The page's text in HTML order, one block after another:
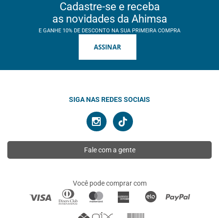
Cadastre-se e receba
as novidades da Ahimsa
E GANHE 10% DE DESCONTO NA SUA PRIMEIRA COMPRA
ASSINAR
SIGA NAS REDES SOCIAIS
Fale com a gente
Você pode comprar com